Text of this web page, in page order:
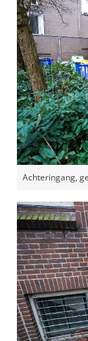
Achteringang,